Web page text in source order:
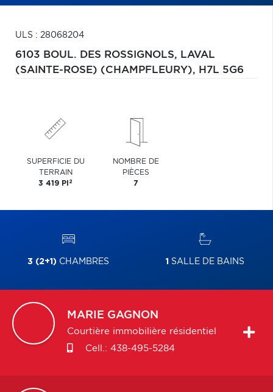
ULS : 28068204
6103 BOUL. DES ROSSIGNOLS, LAVAL
(SAINTE-ROSE) (CHAMPFLEURY), H7L 5G6
SUPERFICIE DU
TERRAIN
3 419 PI 2
NOMBRE DE
PIÈCES
7
3 (2+1) CHAMBRES 1 SALLE DE BAINS
MARIE GAGNON
Courtière immobilière résidentiel
Cell.: 438-495-5284